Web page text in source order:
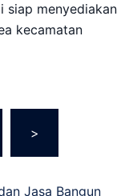
siap menyediakan
kecamatan
>
Jasa Bangun